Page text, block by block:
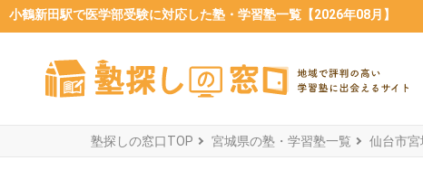
小鶴新田駅で医学部受験に対応した塾・学習塾一覧【2026年08月】
塾探しの窓口TOP 宮城県の塾・学習塾一覧 仙台市